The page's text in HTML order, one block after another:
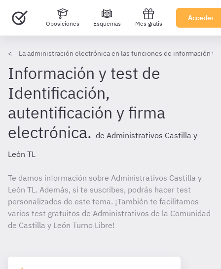
Oposiciones Esquemas Mes gratis
Acceder
La administración electrónica en las funciones de información y
Información y test de
Identificación,
autentificación y firma
electrónica. de Administrativos Castilla y
León TL
Te damos información sobre Administrativos Castilla y
León TL. Además, si te suscribes, podrás hacer test
personalizados de este tema. ¡También te facilitamos
varios test gratuitos de Administrativos de la Comunidad
de Castilla y León Turno Libre!